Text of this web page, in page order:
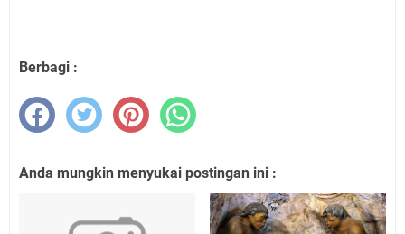
Berbagi :
Anda mungkin menyukai postingan ini :